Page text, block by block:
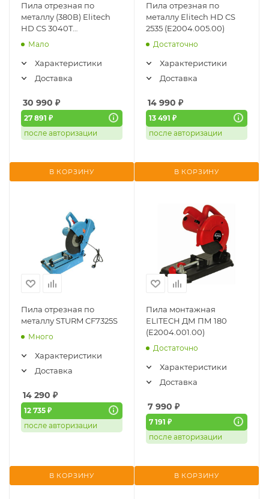
Пила отрезная по
металлу (380В) Elitech
HD CS 3040T
(E2004.006.00)
Мало
Характеристики
Доставка
30 990 ₽
27 891 ₽
после авторизации
В КОРЗИНУ
Пила отрезная по
металлу Elitech HD CS
2535 (E2004.005.00)
Достаточно
Характеристики
Доставка
14 990 ₽
13 491 ₽
после авторизации
В КОРЗИНУ
Пила отрезная по
металлу STURM CF7325S
Много
Характеристики
Доставка
14 290 ₽
12 735 ₽
после авторизации
В КОРЗИНУ
Пила монтажная
ELITECH ДМ ПМ 180
(E2004.001.00)
Достаточно
Характеристики
Доставка
7 990 ₽
7 191 ₽
после авторизации
В КОРЗИНУ